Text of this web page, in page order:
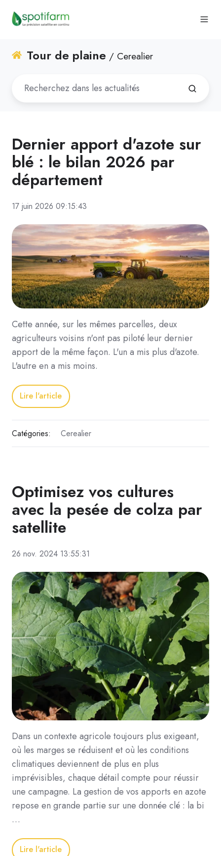
Tour de plaine / Cerealier
Dernier apport d'azote sur
blé : le bilan 2026 par
département
17 juin 2026 09:15:43
Cette année, sur les mêmes parcelles, deux
agriculteurs voisins n'ont pas piloté leur dernier
apport de la même façon. L'un a mis plus d'azote.
L'autre en a mis moins.
Lire l'article
Catégories: Cerealier
Optimisez vos cultures
avec la pesée de colza par
satellite
26 nov. 2024 13:55:31
Dans un contexte agricole toujours plus exigeant,
où les marges se réduisent et où les conditions
climatiques deviennent de plus en plus
imprévisibles, chaque détail compte pour réussir
une campagne. La gestion de vos apports en azote
repose en grande partie sur une donnée clé : la bi
…
Lire l'article